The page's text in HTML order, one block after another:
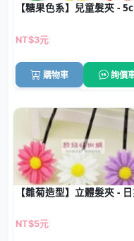
【糖果色系】兒童髮夾 -
NT$3元
購物車 詢價
【雛菊造型】立體髮夾 -
NT$5元